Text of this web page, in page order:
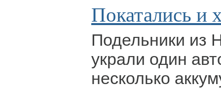
Покатались и
Подельники из
украли один
несколько